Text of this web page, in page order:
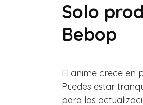
Solo
Bebop
El anime crece en
Puedes estar
para las